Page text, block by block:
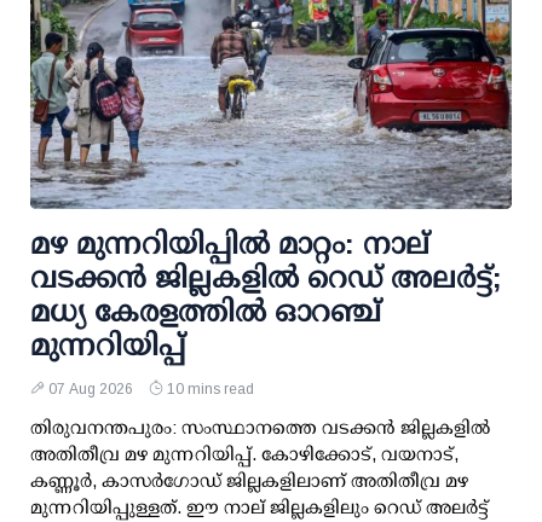
മഴ മുന്നറിയിപ്പില്‍ മാറ്റം: നാല്
വടക്കന്‍ ജില്ലകളില്‍ റെഡ് അലര്‍ട്ട്;
മധ്യ കേരളത്തില്‍ ഓറഞ്ച്
മുന്നറിയിപ്പ്
07 Aug 2026 10 mins read
തിരുവനന്തപുരം: സംസ്ഥാനത്തെ വടക്കന്‍ ജില്ലകളില്‍
അതിതീവ്ര മഴ മുന്നറിയിപ്പ്. കോഴിക്കോട്, വയനാട്,
കണ്ണൂര്‍, കാസര്‍ഗോഡ് ജില്ലകളിലാണ് അതിതീവ്ര മഴ
മുന്നറിയിപ്പുള്ളത്. ഈ നാല് ജില്ലകളിലും റെഡ് അലര്‍ട്ട്